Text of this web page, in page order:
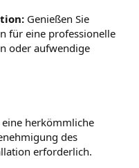
Genießen Sie
für eine professionelle
oder aufwendige
eine herkömmliche
des
erforderlich.